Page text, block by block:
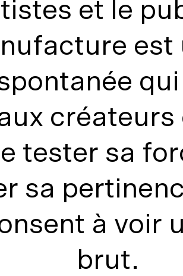
et le
est
tester sa
sa
à voir
brut.